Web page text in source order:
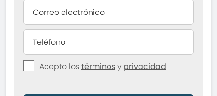
Acepto lostérminosy privacidad